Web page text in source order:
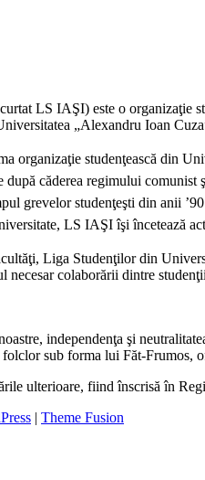
LS IAŞI) este o organizaţie
„Alexandru Ioan
studenţească din
căderea regimului
grevelor studenţeşti din anii
LS IAŞI îşi încetează
Liga Studenţilor din
necesar colaborării dintre
independenţa şi
sub forma lui Făt-Frumos,
ulterioare, fiind înscrisă în
| Theme Fusion